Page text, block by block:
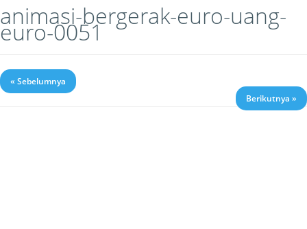
animasi-bergerak-euro-uang-
euro-0051
« Sebelumnya
Berikutnya »